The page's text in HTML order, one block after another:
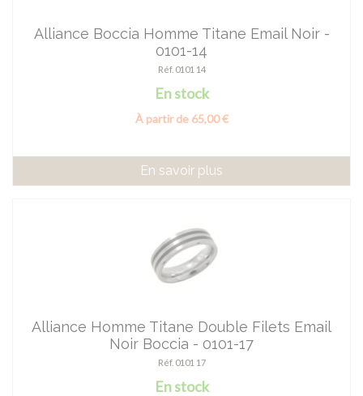
Alliance Boccia Homme Titane Email Noir -
0101-14
Réf. 0101 14
En stock
À partir de 65,00 €
En savoir plus
Alliance Homme Titane Double Filets Email
Noir Boccia - 0101-17
Réf. 0101 17
En stock